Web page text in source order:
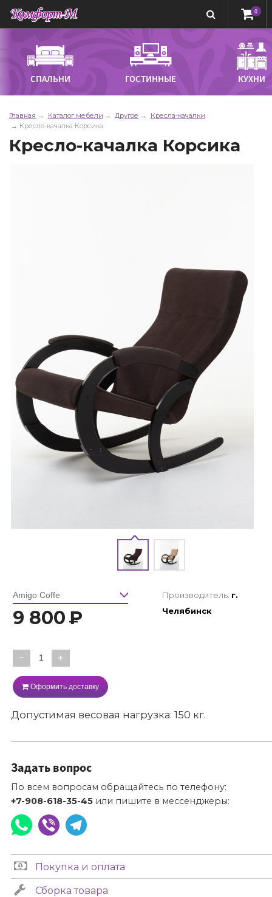
0
СПАЛЬНИ ГОСТИННЫЕ КУХНИ
Главная Каталог мебели Другое
Кресла-качалки
Кресло-качалка Корсика
Кресло-качалка Корсика
9 800₽
− +
Оформить доставку
Производитель: г.
Челябинск
Допустимая весовая нагрузка: 150 кг.
Задать вопрос
По всем вопросам обращайтесь по телефону:
+7-908-618-35-45 или пишите в мессенджеры:
Покупка и оплата
Сборка товара